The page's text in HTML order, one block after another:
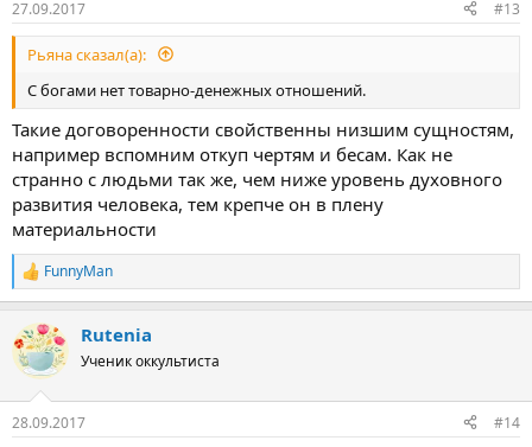
27.09.2017 #13
Рьяна сказал(а):
С богами нет товарно-денежных отношений.
Такие договоренности свойственны низшим сущностям,
например вспомним откуп чертям и бесам. Как не
странно с людьми так же, чем ниже уровень духовного
развития человека, тем крепче он в плену
материальности
Р
е
к
ц
и
FunnyMan
Rutenia
Ученик оккультиста
28.09.2017 #14